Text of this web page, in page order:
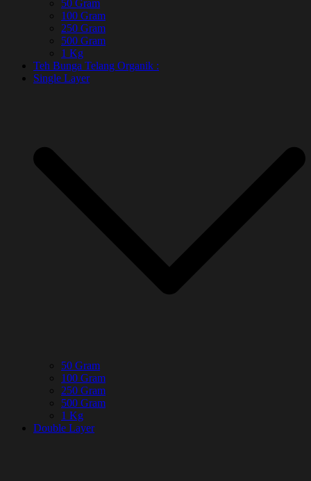
50 Gram
100 Gram
250 Gram
500 Gram
1 Kg
Teh Bunga Telang Organik :
Single Layer
50 Gram
100 Gram
250 Gram
500 Gram
1 Kg
Double Layer